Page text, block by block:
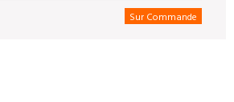
Sur Commande